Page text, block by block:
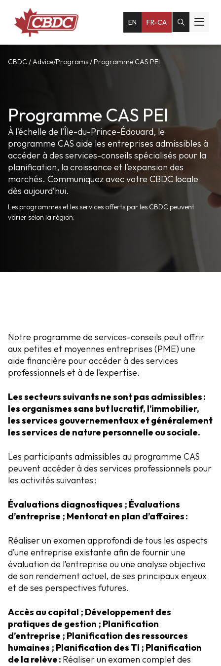
EN FR-CA
CBDC /Advice/Programs/ Programme CAS PEI
Programme CAS PEI
À l’échelle de l’Île-du-Prince-Édouard, le
programme CAS aide les entreprises admissibles à
accéder à des services-conseils spécialisés pour la
planification, la croissance et l’expansion des
marchés. Communiquez avec votre CBDC locale
dès aujourd’hui.
Les programmes et les services offerts par les CBDC peuvent
varier selon la région.
Notre programme de services-conseils peut offrir
aux petites et moyennes entreprises (PME) une
aide financière pour accéder à des services
professionnels et à de l’expertise.
Les secteurs suivants ne sont pas admissibles :
les organismes sans but lucratif, l’immobilier,
les services gouvernementaux et généralement
les services de nature personnelle ou sociale.
Les participants admissibles au programme CAS
peuvent accéder à des services professionnels pour
les activités suivantes :
Évaluations diagnostiques ; Évaluations
d’entreprise ; Mentorat en plan d’affaires :
Réaliser un examen approfondi de tous les aspects
d’une entreprise existante afin de fournir une
évaluation de l’entreprise ou une analyse objective
de son rendement actuel, de ses principaux enjeux
et de ses perspectives futures.
Accès au capital ; Développement des
pratiques de gestion ; Planification
d’entreprise ; Planification des ressources
humaines ; Planification des TI ; Planification
de la relève : Réaliser un examen complet des